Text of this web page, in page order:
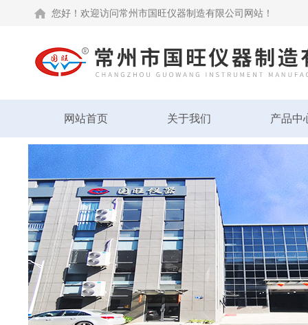
您好！欢迎访问常州市国旺仪器制造有限公司网站！
网站首页 关于我们 产品中